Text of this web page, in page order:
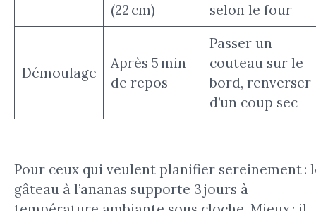
(22 cm)
selon le four
Démoulage
Après 5 min
de repos
Passer un
couteau sur le
bord, renverser
d’un coup sec
Pour ceux qui veulent planifier sereinement :
gâteau à l’ananas supporte 3 jours à